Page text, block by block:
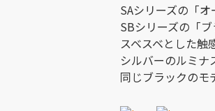
SAシリーズの「オ
SBシリーズの「
スベスベとした触
シルバーのルミナ
同じブラックのモ